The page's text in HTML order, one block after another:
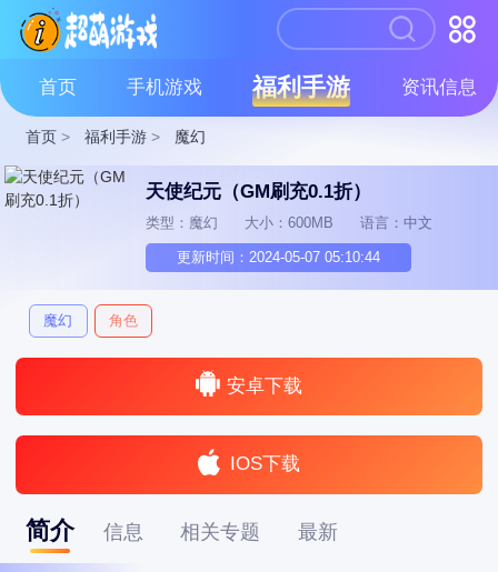
首页 手机游戏 福利手游 资讯信息
首页 > 福利手游 > 魔幻
天使纪元（GM刷充0.1折）
类型：魔幻 大小：600MB 语言：中文
更新时间：2024-05-07 05:10:44
魔幻 角色
安卓下载
IOS下载
简介 信息 相关专题 最新